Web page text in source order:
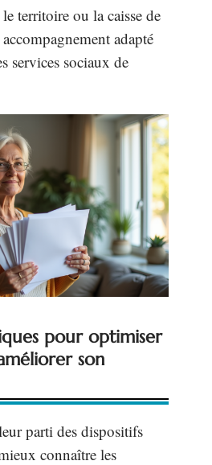
territoire ou la caisse de
adapté
services sociaux de
pour optimiser
son
parti des dispositifs
connaître les